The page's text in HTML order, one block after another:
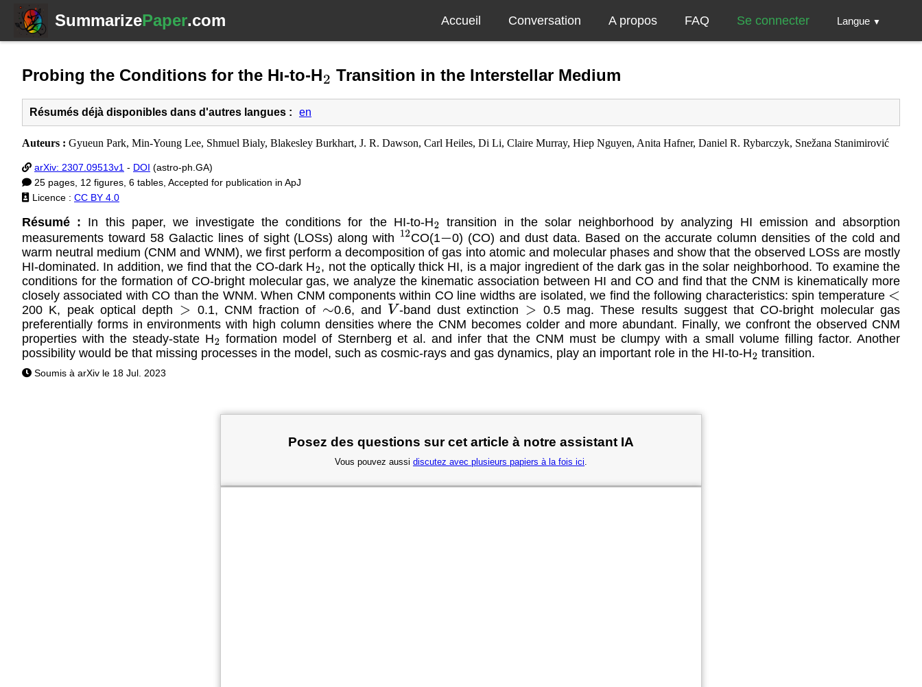
SummarizePaper.com Accueil Conversation A propos FAQ Se connecter Langue ▼
Probing the Conditions for the Hı-to-H2 Transition in the Interstellar Medium
Résumés déjà disponibles dans d'autres langues : en
Auteurs : Gyueun Park, Min-Young Lee, Shmuel Bialy, Blakesley Burkhart, J. R. Dawson, Carl Heiles, Di Li, Claire Murray, Hiep Nguyen, Anita Hafner, Daniel R. Rybarczyk, Snežana Stanimirović
arXiv: 2307.09513v1 - DOI (astro-ph.GA)
25 pages, 12 figures, 6 tables, Accepted for publication in ApJ
Licence : CC BY 4.0
Résumé : In this paper, we investigate the conditions for the HI-to-H2 transition in the solar neighborhood by analyzing HI emission and absorption
measurements toward 58 Galactic lines of sight (LOSs) along with 12CO(1− 0) (CO) and dust data. Based on the accurate column densities of the cold and
warm neutral medium (CNM and WNM), we first perform a decomposition of gas into atomic and molecular phases and show that the observed LOSs are mostly
HI-dominated. In addition, we find that the CO-dark H2, not the optically thick HI, is a major ingredient of the dark gas in the solar neighborhood. To examine the
conditions for the formation of CO-bright molecular gas, we analyze the kinematic association between HI and CO and find that the CNM is kinematically more
closely associated with CO than the WNM. When CNM components within CO line widths are isolated, we find the following characteristics: spin temperature <
200 K, peak optical depth > 0.1, CNM fraction of ∼0.6, and V -band dust extinction >
0.5 mag. These results suggest that CO-bright molecular gas
preferentially forms in environments with high column densities where the CNM becomes colder and more abundant. Finally, we confront the observed CNM
properties with the steady-state H2 formation model of Sternberg et al. and infer that the CNM must be clumpy with a small volume filling factor. Another
possibility would be that missing processes in the model, such as cosmic-rays and gas dynamics, play an important role in the HI-to-H2 transition.
Soumis à arXiv le 18 Jul. 2023
Posez des questions sur cet article à notre assistant IA
Vous pouvez aussi discutez avec plusieurs papiers à la fois ici.